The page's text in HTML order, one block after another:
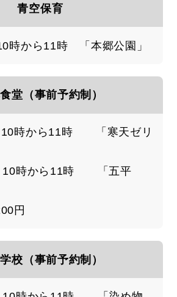
青空保育
時から11時 「本郷公園」
堂（事前予約制）
10時から11時 「寒天ゼリ
10時から11時 「五平
円
校（事前予約制）